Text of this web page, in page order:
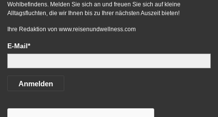
Wohlbefindens. Melden Sie sich an und freuen Sie sich auf kleine
Alltagsfluchten, die wir Ihnen bis zu Ihrer nächsten Auszeit bieten!
Ihre Redaktion von www.reisenundwellness.com
E-Mail*
Anmelden